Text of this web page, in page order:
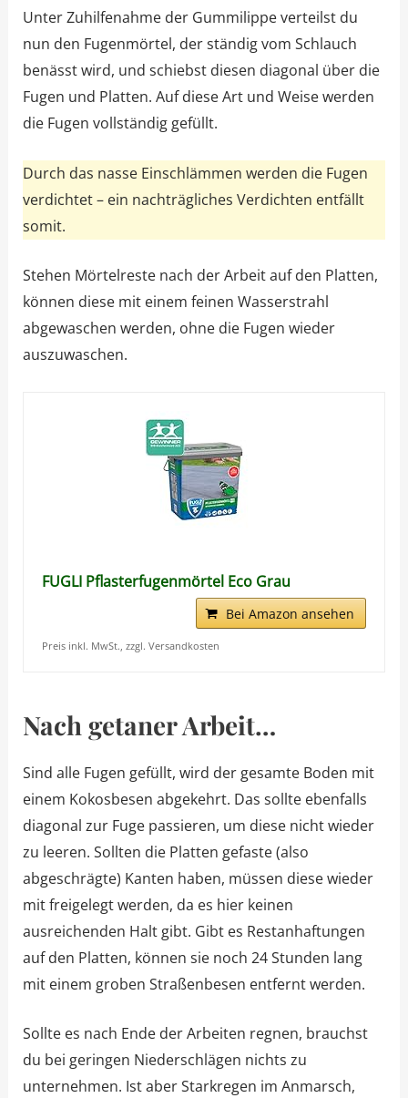
Unter Zuhilfenahme der Gummilippe verteilst du
nun den Fugenmörtel, der ständig vom Schlauch
benässt wird, und schiebst diesen diagonal über die
Fugen und Platten. Auf diese Art und Weise werden
die Fugen vollständig gefüllt.
Durch das nasse Einschlämmen werden die Fugen
verdichtet – ein nachträgliches Verdichten entfällt
somit.
Stehen Mörtelreste nach der Arbeit auf den Platten,
können diese mit einem feinen Wasserstrahl
abgewaschen werden, ohne die Fugen wieder
auszuwaschen.
FUGLI Pflasterfugenmörtel Eco Grau
Bei Amazon ansehen
Preis inkl. MwSt., zzgl. Versandkosten
Nach getaner Arbeit…
Sind alle Fugen gefüllt, wird der gesamte Boden mit
einem Kokosbesen abgekehrt. Das sollte ebenfalls
diagonal zur Fuge passieren, um diese nicht wieder
zu leeren. Sollten die Platten gefaste (also
abgeschrägte) Kanten haben, müssen diese wieder
mit freigelegt werden, da es hier keinen
ausreichenden Halt gibt. Gibt es Restanhaftungen
auf den Platten, können sie noch 24 Stunden lang
mit einem groben Straßenbesen entfernt werden.
Sollte es nach Ende der Arbeiten regnen, brauchst
du bei geringen Niederschlägen nichts zu
unternehmen. Ist aber Starkregen im Anmarsch,